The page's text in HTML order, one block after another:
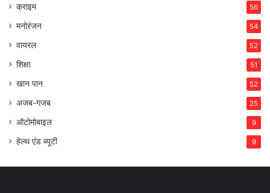
क्राइम 56
मनोरंजन 54
वायरल 52
शिक्षा 51
खान पान 52
अजब-गजब 25
ऑटोमोबाइल 9
हेल्थ एंड ब्यूटी 9